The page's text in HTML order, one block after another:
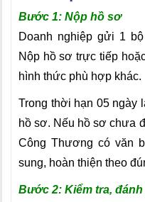
Bước 1: Nộp hồ sơ
Doanh nghiệp gửi 1
Nộp hồ sơ trực tiếp
hình thức phù hợp khác.
Trong thời hạn 05 ngày
hồ sơ. Nếu hồ sơ chưa
Công Thương có văn
sung, hoàn thiện theo
Bước 2: Kiểm tra,